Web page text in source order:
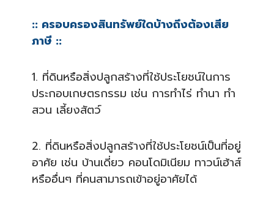
:: ครอบครองสินทรัพย์ใดบ้างถึงต้องเสีย
ภาษี ::
1. ที่ดินหรือสิ่งปลูกสร้างที่ใช้ประโยชน์ในการ
ประกอบเกษตรกรรม เช่น การทำไร่ ทำนา ทำ
สวน เลี้ยงสัตว์
2. ที่ดินหรือสิ่งปลูกสร้างที่ใช้ประโยชน์เป็นที่อยู่
อาศัย เช่น บ้านเดี่ยว คอนโดมิเนียม ทาวน์เฮ้าส์
หรืออื่นๆ ที่คนสามารถเข้าอยู่อาศัยได